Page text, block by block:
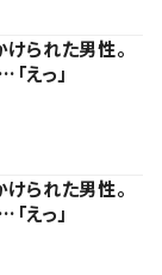
られた男性。
えっ」
られた男性。
えっ」